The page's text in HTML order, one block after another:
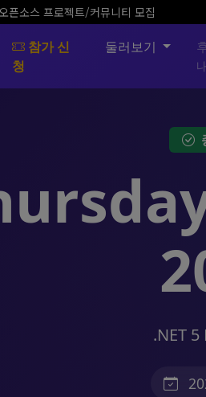
소스 프로젝트/커뮤니티 모집
참가 신
청
둘러보기
.NET